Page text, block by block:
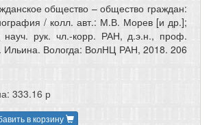
общество – общество граждан:
/ колл. авт.: М.В. Морев [и др.];
науч. рук. чл.-корр. РАН, д.э.н., проф.
Ильина. Вологда: ВолНЦ РАН, 2018. 206
333.16 р
в корзину